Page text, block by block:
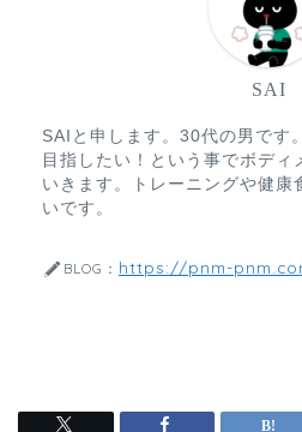
SAI
SAIと申します。30代の男です
目指したい！という事でボディ
いきます。トレーニングや健康
いです。
BLOG： https://pnm-